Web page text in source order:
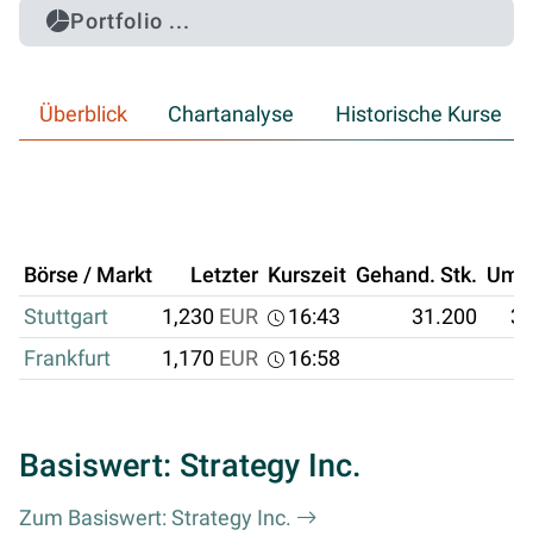
Portfolio ...
Überblick Chartanalyse Historische Kurse
Börse / Markt Letzter Kurszeit Gehand. Stk.
Stuttgart
1,230 EUR 16:43 31.200
Frankfurt
1,170 EUR 16:58
Basiswert: Strategy Inc.
Zum Basiswert: Strategy Inc.